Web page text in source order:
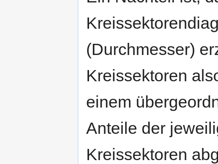
(Durchmesser)
Kreissektoren
einem
Anteile der
Kreissektoren